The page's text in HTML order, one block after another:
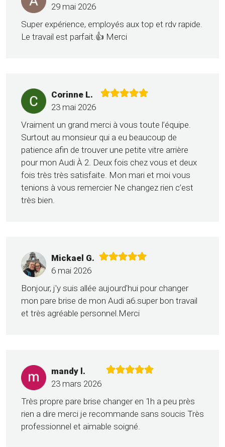
29 mai 2026
Super expérience, employés aux top et rdv rapide.
Le travail est parfait.👍 Merci
Corinne L.
23 mai 2026
Vraiment un grand merci à vous toute l’équipe.
Surtout au monsieur qui a eu beaucoup de
patience afin de trouver une petite vitre arrière
pour mon Audi À 2. Deux fois chez vous et deux
fois très très satisfaite. Mon mari et moi vous
tenions à vous remercier Ne changez rien c’est
très bien.
Mickael G.
6 mai 2026
Bonjour, j'y suis allée aujourd'hui pour changer
mon pare brise de mon Audi a6.super bon travail
et très agréable personnel.Merci
mandy l.
23 mars 2026
Très propre pare brise changer en 1h a peu près
rien a dire merci je recommande sans soucis Très
professionnel et aimable soigné.